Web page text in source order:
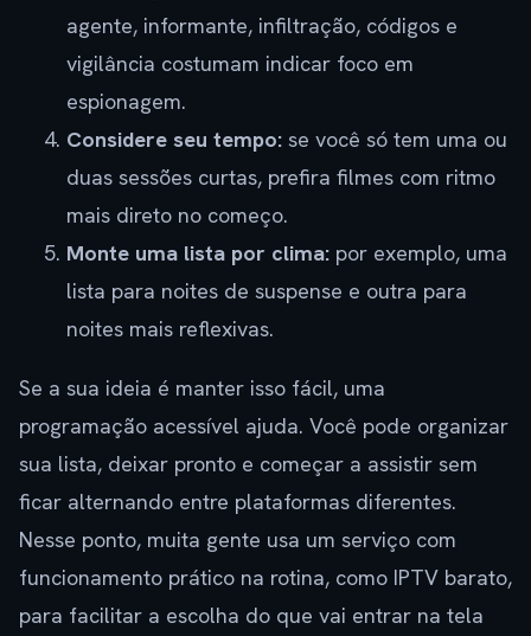
agente, informante, infiltração, códigos e
vigilância costumam indicar foco em
espionagem.
Considere seu tempo: se você só tem uma ou
duas sessões curtas, prefira filmes com ritmo
mais direto no começo.
Monte uma lista por clima: por exemplo, uma
lista para noites de suspense e outra para
noites mais reflexivas.
Se a sua ideia é manter isso fácil, uma
programação acessível ajuda. Você pode organizar
sua lista, deixar pronto e começar a assistir sem
ficar alternando entre plataformas diferentes.
Nesse ponto, muita gente usa um serviço com
funcionamento prático na rotina, como IPTV barato,
para facilitar a escolha do que vai entrar na tela